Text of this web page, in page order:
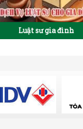
Luật sư gia đình